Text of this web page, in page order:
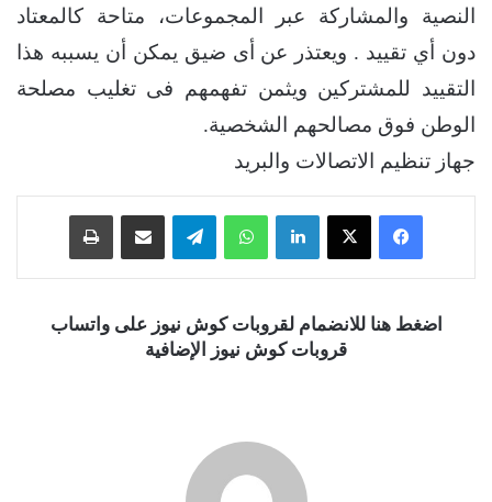
النصية والمشاركة عبر المجموعات، متاحة كالمعتاد
دون أي تقييد . ويعتذر عن أى ضيق يمكن أن يسببه هذا
التقييد للمشتركين ويثمن تفهمهم فى تغليب مصلحة
الوطن فوق مصالحهم الشخصية.
جهاز تنظيم الاتصالات والبريد
فيسبوك ‫X لينكدإن واتساب تيلقرام
اضغط هنا للانضمام لقروبات كوش نيوز على واتساب
قروبات كوش نيوز الإضافية